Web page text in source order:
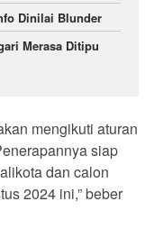
Dinilai Blunder
Merasa Ditipu
mengikuti aturan
siap
dan calon
2024 ini,” beber